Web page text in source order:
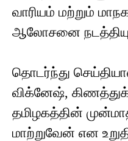
வாரியம் மற்றும்
ஆலோசனை
தொடர்ந்து
விக்னேஷ்,
தமிழகத்தின்
மாற்றுவேன் என